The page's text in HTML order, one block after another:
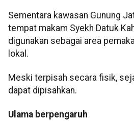
Sementara kawasan Gunung
tempat makam Syekh Datuk
digunakan sebagai area
lokal.
Meski terpisah secara fisik,
dapat dipisahkan.
Ulama berpengaruh